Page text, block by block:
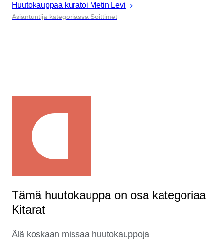
Huutokauppaa kuratoi Metin Levi
Asiantuntija kategoriassa Soittimet
Tämä huutokauppa on osa kategoriaa
Kitarat
Älä koskaan missaa huutokauppoja